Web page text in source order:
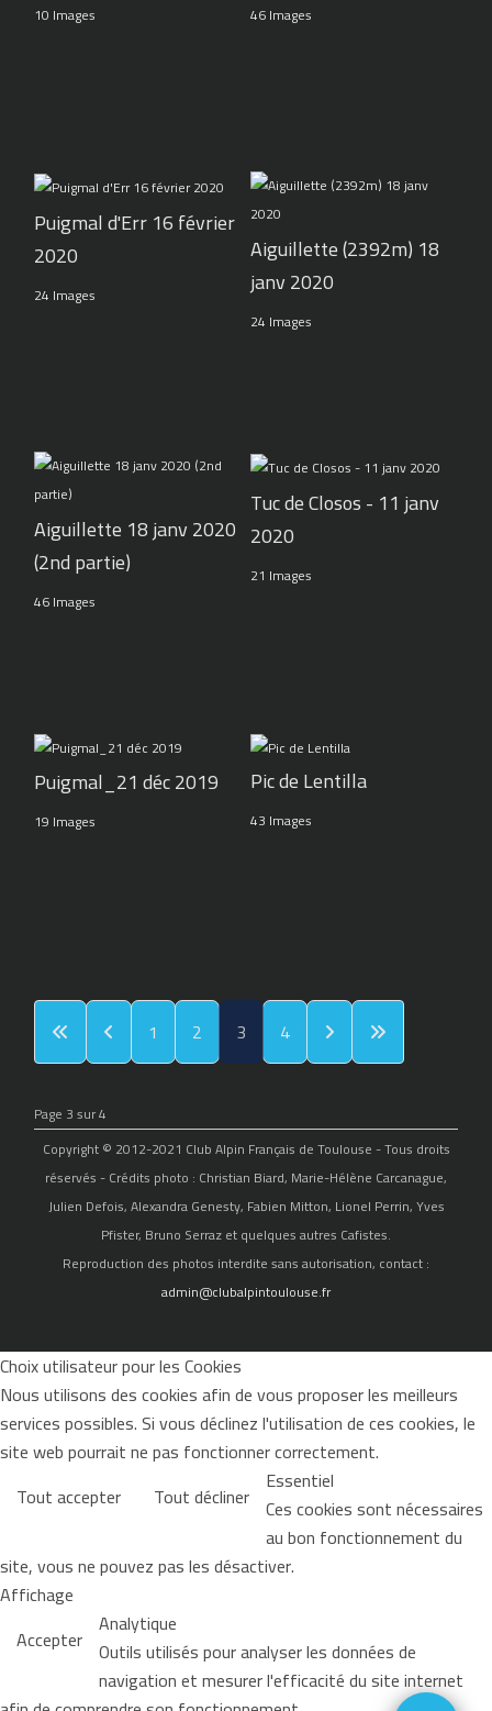
10 Images 46 Images
Puigmal d'Err 16 février
2020
24 Images
Aiguillette (2392m) 18
janv 2020
24 Images
Aiguillette 18 janv 2020
(2nd partie)
46 Images
Tuc de Closos - 11 janv
2020
21 Images
Puigmal_21 déc 2019
19 Images
Pic de Lentilla
43 Images
1 2 3 4
Page 3 sur 4
Copyright © 2012-2021 Club Alpin Français de Toulouse - Tous droits
réservés - Crédits photo : Christian Biard, Marie-Hélène Carcanague,
Julien Defois, Alexandra Genesty, Fabien Mitton, Lionel Perrin, Yves
Pfister, Bruno Serraz et quelques autres Cafistes.
Reproduction des photos interdite sans autorisation, contact :
admin@clubalpintoulouse.fr
Choix utilisateur pour les Cookies
Nous utilisons des cookies afin de vous proposer les meilleurs
services possibles. Si vous déclinez l'utilisation de ces cookies, le
site web pourrait ne pas fonctionner correctement.
Tout accepter
Tout décliner Essentiel
Ces cookies sont nécessaires
au bon fonctionnement du
site, vous ne pouvez pas les désactiver.
Affichage
Accepter Analytique
Outils utilisés pour analyser les données de
navigation et mesurer l'efficacité du site internet